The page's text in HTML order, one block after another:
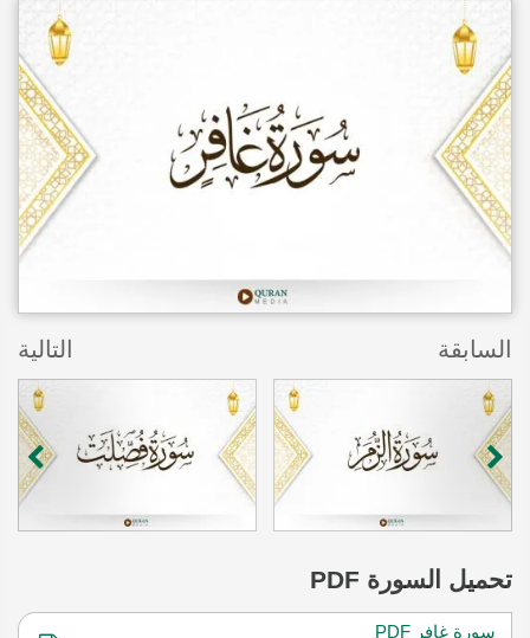
السابقة التالية
تحميل السورة PDF
سورة غافر PDF